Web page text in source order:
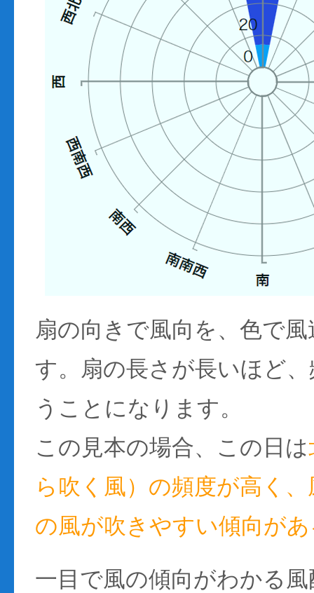
扇の向きで風向を、色で
す。扇の長さが長いほど
うことになります。
この見本の場合、この日は
ら吹く風）の頻度が高く
の風が吹きやすい傾向が
一目で風の傾向がわかる